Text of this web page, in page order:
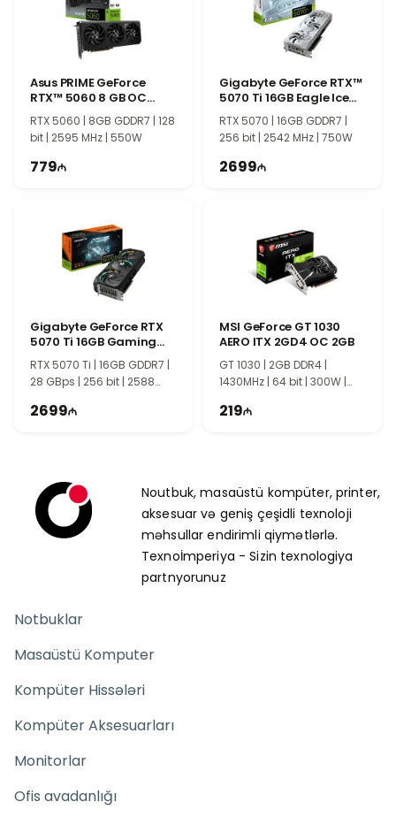
300W güc mənbəyi ilə istifadə edilməsi tövsiyə olunan
MSI GeForce GT730 4GB N730-4GD3V2 sənədlərlə
işləmək, internet, multimedia, təqdimatlar və gündəlik
kompüter ehtiyacları üçün sərfəli və etibarlı videokart
seçimidir.
Asus PRIME GeForce
RTX™ 5060 8 GB OC
90YV0N10-M0NA00
RTX 5060 | 8GB GDDR7 | 128
bit | 2595 MHz | 550W
779
Gigabyte GeForce RTX™
5070 Ti 16GB Eagle Ice
SFF OC
RTX 5070 | 16GB GDDR7 |
256 bit | 2542 MHz | 750W
2699
Gigabyte GeForce RTX
5070 Ti 16GB Gaming
OC
RTX 5070 Ti | 16GB GDDR7 |
28 GBps | 256 bit | 2588
2699
MSI GeForce GT 1030
AERO ITX 2GD4 OC 2GB
GT 1030 | 2GB DDR4 |
1430MHz | 64 bit | 300W |
219
Noutbuk, masaüstü kompüter, printer,
aksesuar və geniş çeşidli texnoloji
məhsullar endirimli qiymətlərlə.
Texnoİmperiya - Sizin texnologiya
partnyorunuz
Notbuklar
Masaüstü Komputer
Kompüter Hissələri
Kompüter Aksesuarları
Monitorlar
Ofis avadanlığı